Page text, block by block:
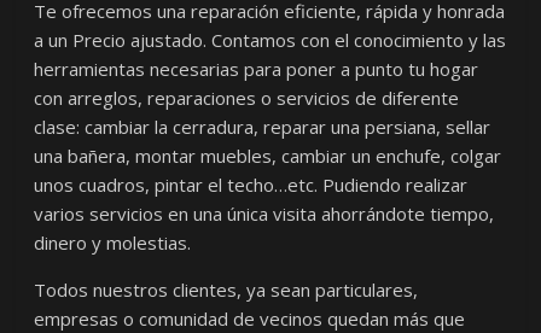
Te ofrecemos una reparación eficiente, rápida y honrada
a un Precio ajustado. Contamos con el conocimiento y las
herramientas necesarias para poner a punto tu hogar
con arreglos, reparaciones o servicios de diferente
clase: cambiar la cerradura, reparar una persiana, sellar
una bañera, montar muebles, cambiar un enchufe, colgar
unos cuadros, pintar el techo…etc. Pudiendo realizar
varios servicios en una única visita ahorrándote tiempo,
dinero y molestias.
Todos nuestros clientes, ya sean particulares,
empresas o comunidad de vecinos quedan más que